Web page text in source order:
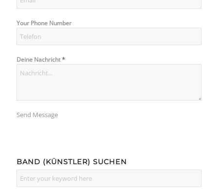
Your Phone Number
Deine Nachricht*
Send Message
BAND (KÜNSTLER) SUCHEN